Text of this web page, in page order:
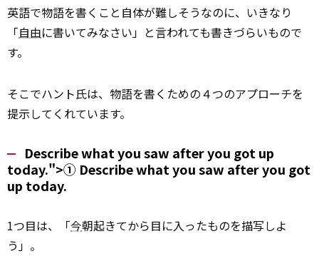
英語で物語を書くこと自体が難しそうなのに、いきなり
「自由に書いてみなさい」と言われても書きづらいもので
す。
そこでハント氏は、物語を書くための４つのアプローチを
提示してくれています。
Describe what you saw after you got up
today.">① Describewhat you saw after you got
up today.
1つ目は、「今朝起きてから目に入ったものを描写しよ
う」。